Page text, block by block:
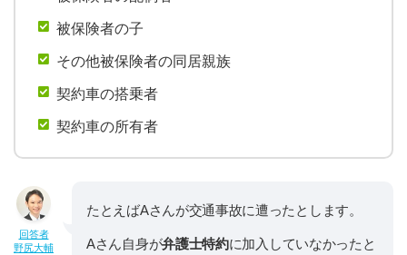
被保険者の子
その他被保険者の同居親族
契約車の搭乗者
契約車の所有者
回答者
野尻大輔
たとえばAさんが交通事故に遭ったとします。
Aさん自身が弁護士特約に加入していなかったと